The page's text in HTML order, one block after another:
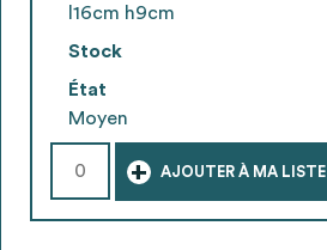
l16cm h9cm
Stock
État
Moyen
+ AJOUTER À MA LISTE